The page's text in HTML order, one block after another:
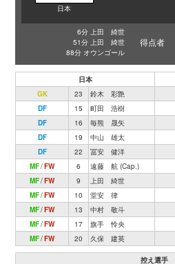
日本
6分 上田 綺世
51分 上田 綺世
88分 オウンゴール
得点者
日本
GK
23 鈴木 彩艶
DF
15 町田 浩樹
DF
16 毎熊 晟矢
DF
19 中山 雄太
DF
22 冨安 健洋
MF/FW 6 遠藤 航 (Cap.)
MF/FW 9 上田 綺世
MF/FW 10 堂安 律
MF/FW 13 中村 敬斗
MF/FW 17 旗手 怜央
MF/FW 20 久保 建英
控え選手